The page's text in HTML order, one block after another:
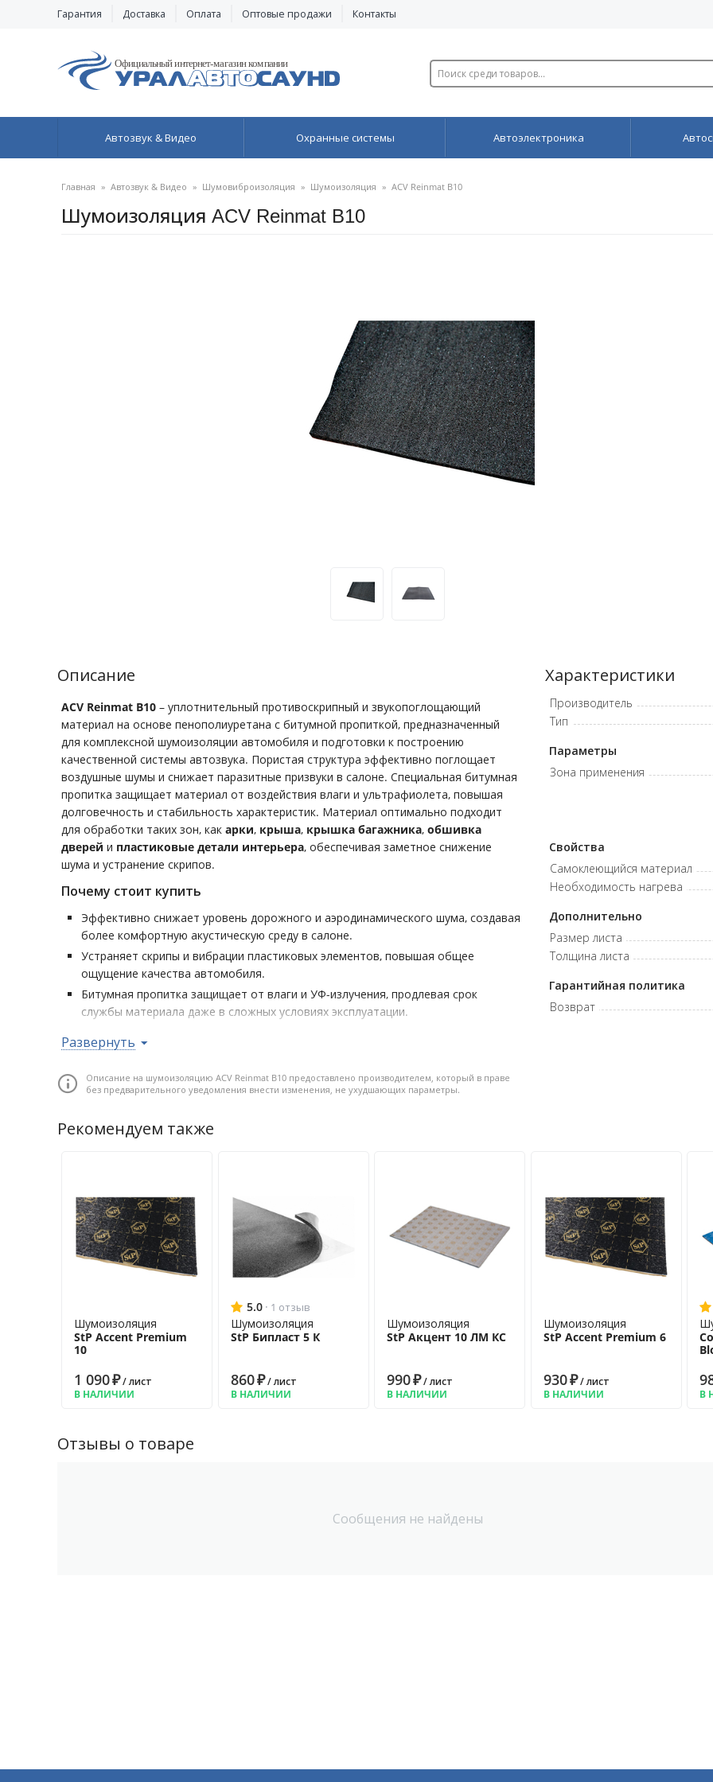
Гарантия Доставка Оплата Оптовые продажи Контакты
Автозвук & Видео Охранные системы Автоэлектроника
Главная » Автозвук & Видео » Шумовиброизоляция » Шумоизоляция » ACV Reinmat B10
Шумоизоляция ACV Reinmat B10
Описание
ACV Reinmat B10 – уплотнительный противоскрипный и звукопоглощающий
материал на основе пенополиуретана с битумной пропиткой, предназначенный
для комплексной шумоизоляции автомобиля и подготовки к построению
качественной системы автозвука. Пористая структура эффективно поглощает
воздушные шумы и снижает паразитные призвуки в салоне. Специальная битумная
пропитка защищает материал от воздействия влаги и ультрафиолета, повышая
долговечность и стабильность характеристик. Материал оптимально подходит
для обработки таких зон, как арки, крыша, крышка багажника, обшивка
дверей и пластиковые детали интерьера, обеспечивая заметное снижение
шума и устранение скрипов.
Почему стоит купить
Эффективно снижает уровень дорожного и аэродинамического шума, создавая
более комфортную акустическую среду в салоне.
Устраняет скрипы и вибрации пластиковых элементов, повышая общее
ощущение качества автомобиля.
Битумная пропитка защищает от влаги и УФ-излучения, продлевая срок
службы материала даже в сложных условиях эксплуатации.
звукопоглощающей способностью и удобством монтажа в различных зонах
Размер листа: 700 x 1000 мм • Толщина листа: 10 мм
Развернуть
Описание на шумоизоляцию ACV Reinmat B10 предоставлено производителем, который в праве
без предварительного уведомления внести изменения, не ухудшающих параметры.
Характеристики
Производитель
Тип
Параметры
Зона применения
Свойства
Самоклеющийся материал
Необходимость нагрева
Дополнительно
Размер листа
Толщина листа
Гарантийная политика
Возврат
Рекомендуем также
Шумоизоляция
StP Accent Premium
10
1 090₽/ лист
В НАЛИЧИИ
5.0 · 1 отзыв
Шумоизоляция
StP Бипласт 5 К
860₽/ лист
В НАЛИЧИИ
Шумоизоляция
StP Акцент 10 ЛМ КС
990₽/ лист
В НАЛИЧИИ
Шумоизоляция
StP Accent Premium 6
930₽/ лист
В НАЛИЧИИ
В
Отзывы о товаре
Сообщения не найдены